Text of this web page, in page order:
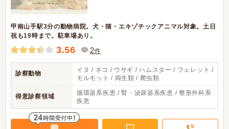
甲南山手駅3分の動物病院。犬・猫・エキゾチックアニマル対象。土日
祝も19時まで。駐車場あり。
3.56 2件
診察動物
イヌ / ネコ / ウサギ / ハムスター / フェレット /
モルモット / 両生類 / 爬虫類
得意診察領域
循環器系疾患 / 腎・泌尿器系疾患 / 整形外科系
疾患